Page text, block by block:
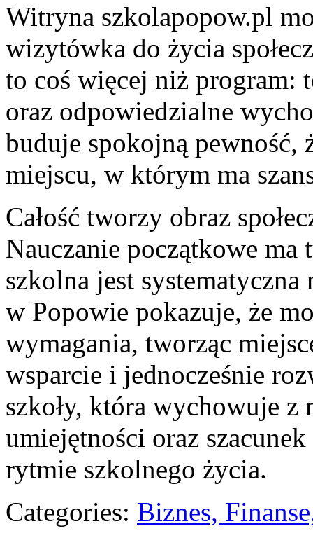
Witryna szkolapopow.pl
wizytówka do życia
to coś więcej niż program:
oraz odpowiedzialne
buduje spokojną pewność,
miejscu, w którym ma
Całość tworzy obraz
Nauczanie początkowe ma
szkolna jest
w Popowie pokazuje, że
wymagania, tworząc
wsparcie i jednocześnie
szkoły, która wychowuje z
umiejętności oraz
rytmie szkolnego życia.
Categories: Biznes,